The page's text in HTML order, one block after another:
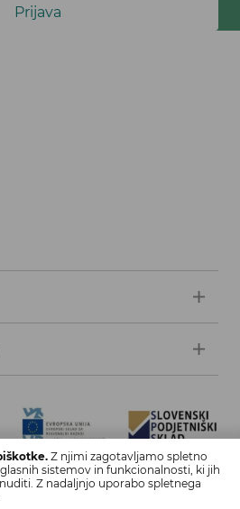
Prijava
in spletne trgovine sofinancirata
unija iz Evropskega sklada za
je bilo pridobljeno preko vavčerja
Z njimi zagotavljamo spletno
sistemov in funkcionalnosti, ki jih
Z nadaljnjo uporabo spletnega